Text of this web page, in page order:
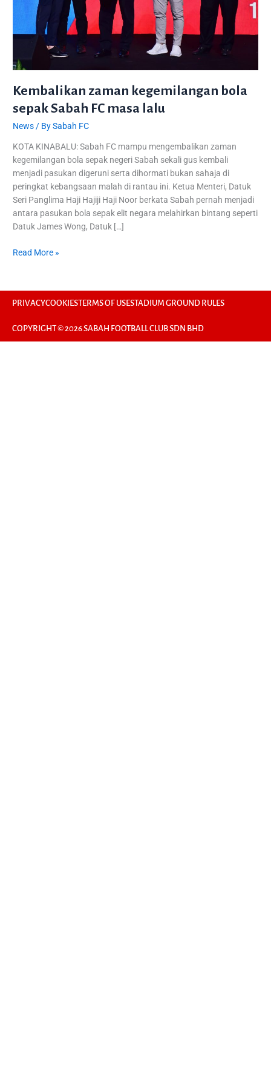
Kembalikan zaman kegemilangan bola
sepak Sabah FC masa lalu
News / BySabah FC
KOTA KINABALU: Sabah FC mampu mengembalikan zaman
kegemilangan bola sepak negeri Sabah sekali gus kembali
menjadi pasukan digeruni serta dihormati bukan sahaja di
peringkat kebangsaan malah di rantau ini. Ketua Menteri, Datuk
Seri Panglima Haji Hajiji Haji Noor berkata Sabah pernah menjadi
antara pasukan bola sepak elit negara melahirkan bintang seperti
Datuk James Wong, Datuk […]
Read More »
PRIVACYCOOKIESTERMS OF USESTADIUM GROUND RULES
COPYRIGHT © 2026 SABAH FOOTBALL CLUB SDN BHD